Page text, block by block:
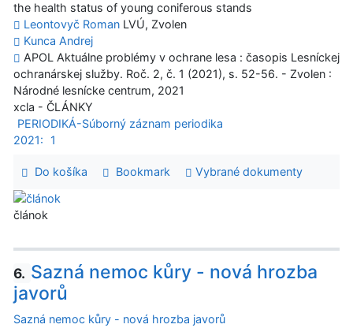
the health status of young coniferous stands
Leontovyč Roman LVÚ, Zvolen
Kunca Andrej
APOL Aktuálne problémy v ochrane lesa : časopis Lesníckej
ochranárskej služby. Roč. 2, č. 1 (2021), s. 52-56. - Zvolen :
Národné lesnícke centrum, 2021
xcla - ČLÁNKY
PERIODIKÁ-Súborný záznam periodika
2021:
1
Do košíka Bookmark Vybrané dokumenty
článok
6. Sazná nemoc kůry - nová hrozba
javorů
Sazná nemoc kůry - nová hrozba javorů